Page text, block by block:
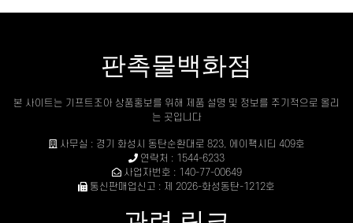
판촉물백화점
본 사이트는 기프트조아 상품홍보를 위해 제품 설명 및 정보를 주기적으로 올리
는 곳입니다
사무실 : 경기 화성시 동탄순환대로 823, 에이팩시티 409호
연락처 : 1544-6233
사업자번호 : 140-77-00649
통신판매업신고 : 제 2026-화성동탄-1212호